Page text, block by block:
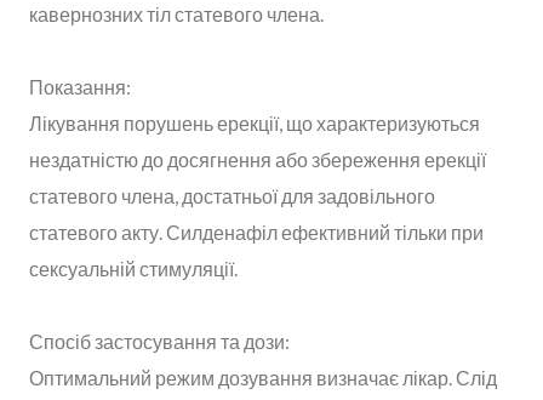
кавернозних тіл статевого члена.
Показання:
Лікування порушень ерекції, що характеризуються
нездатністю до досягнення або збереження ерекції
статевого члена, достатньої для задовільного
статевого акту. Силденафіл ефективний тільки при
сексуальній стимуляції.
Спосіб застосування та дози:
Оптимальний режим дозування визначає лікар. Слід